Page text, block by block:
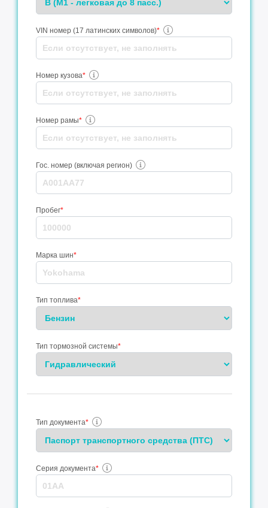
VIN номер (17 латинских символов)*
Номер кузова*
Номер рамы*
Гос. номер (включая регион)
Пробег*
Марка шин*
Тип топлива*
Тип тормозной системы*
Тип документа*
Серия документа*